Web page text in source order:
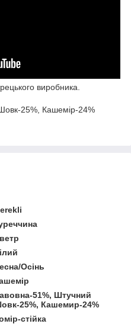
виробника.
25%, Кашемір-24%
Осінь
51%, Штучний
25%, Кашемир-24%
стійка